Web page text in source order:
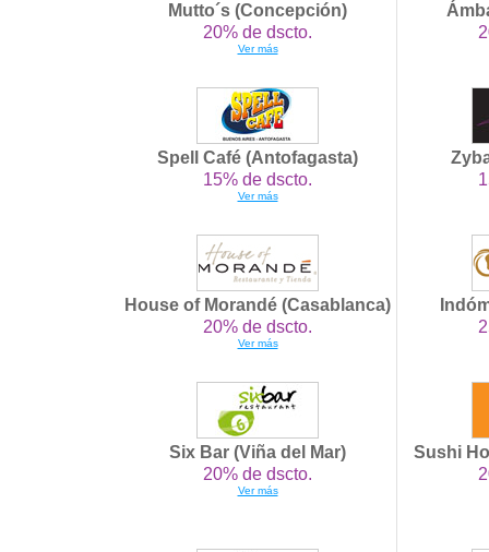
Mutto´s (Concepción)
20% de dscto.
Ver más
Spell Café (Antofagasta)
15% de dscto.
Ver más
House of Morandé (Casablanca)
20% de dscto.
Ver más
Six Bar (Viña del Mar)
20% de dscto.
Ver más
Sushi